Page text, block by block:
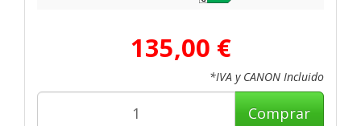
135,00 €
*IVA y CANON Incluido
Comprar